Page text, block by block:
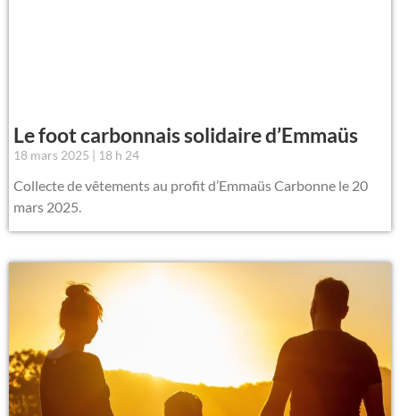
Le foot carbonnais solidaire d’Emmaüs
18 mars 2025 18 h 24
Collecte de vêtements au profit d’Emmaüs Carbonne le 20
mars 2025.